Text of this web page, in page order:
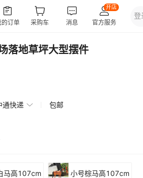
落地草坪大型摆件
通快递 包邮
马高107cm 小号棕马高107cm